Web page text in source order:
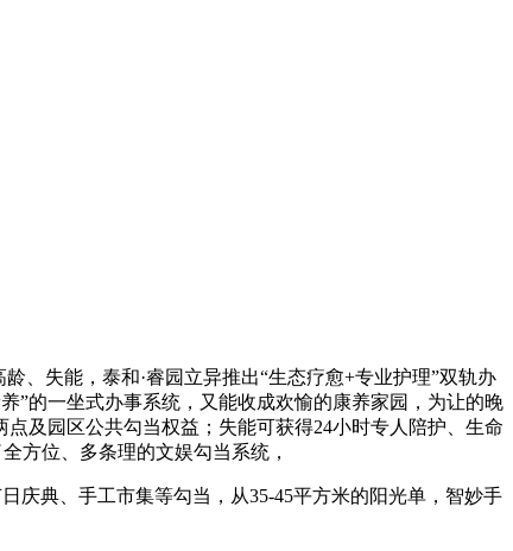
、失能，泰和·睿园立异推出“生态疗愈+专业护理”双轨办
”的一坐式办事系统，又能收成欢愉的康养家园，为让的晚
及园区公共勾当权益；失能可获得24小时专人陪护、生命
方位、多条理的文娱勾当系统，
典、手工市集等勾当，从35-45平方米的阳光单，智妙手